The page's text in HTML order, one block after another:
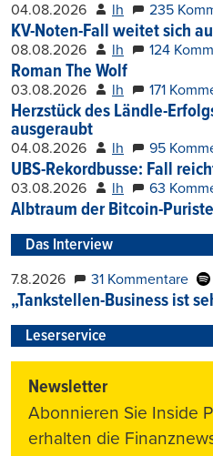
04.08.2026 lh 235
KV-Noten-Fall weitet sich
08.08.2026 lh 124
Roman The Wolf
03.08.2026 lh 171
Herzstück des Ländle-
ausgeraubt
04.08.2026 lh 95
UBS-Rekordbusse: Fall
03.08.2026 lh 63
Albtraum der Bitcoin-
Das Interview
7.8.2026 31 Kommentare
„Tankstellen-Business ist
Leserservice
Newsletter
Abonnieren Sie Inside
erhalten die